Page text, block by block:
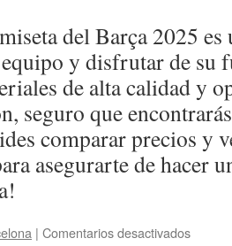
del Barça 2025 es
y disfrutar de su
de alta calidad y
seguro que
comparar precios y
asegurarte de hacer
| Comentarios desactivadosen